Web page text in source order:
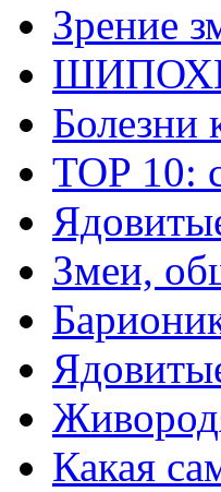
Зрение
Болезни
TOP 10:
Змеи,
Какая